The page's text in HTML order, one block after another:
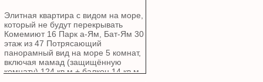
обеспечивая обилие естественного
света. Лифт. Солнечный балкон —
идеальное место для утреннего
кофе. Родительская спальня с
собственным туалетом и душем.
Комната безопасности (мамад).
Частная парковка. Всего один сосед
на этаже.
Элитная квартира с видом на море,
который не будут перекрывать
Комемиют 16 Парк а-Ям, Бат-Ям 30
этаж из 47 Потрясающий
панорамный вид на море 5 комнат,
включая мамад (защищённую
комнату) 124 кв.м + балкон 14 кв.м